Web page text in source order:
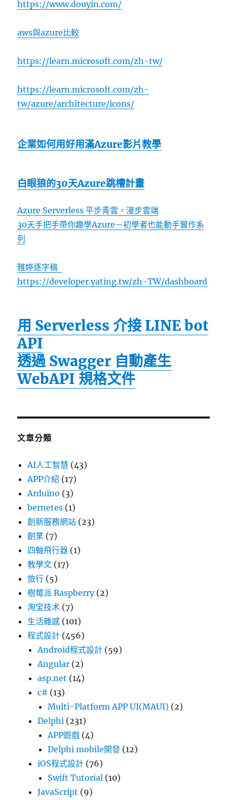
https://www.douyin.com/
aws與azure比較
https://learn.microsoft.com/zh-tw/
https://learn.microsoft.com/zh-
tw/azure/architecture/icons/
企業如何用好用滿Azure影片教學
白眼狼的30天Azure跳槽計畫
Azure Serverless 平步青雲，漫步雲端
30天手把手帶你趣學Azure－初學者也能動手實作系
列
雅婷逐字稿
https://developer.yating.tw/zh-TW/dashboard
用 Serverless 介接 LINE bot
API
透過 Swagger 自動產生
WebAPI 規格文件
文章分類
AI人工智慧 (43)
APP介紹 (17)
Arduino (3)
bernetes (1)
創新服務網站 (23)
創業 (7)
四軸飛行器 (1)
教學文 (17)
旅行 (5)
樹莓派 Raspberry(2)
淘宝技术 (7)
生活雜感 (101)
程式設計 (456)
Android程式設計 (59)
Angular (2)
asp.net (14)
c# (13)
Multi-Platform APP UI(MAUI) (2)
Delphi (231)
APP遊戲 (4)
Delphi mobile開發 (12)
iOS程式設計 (76)
Swift Tutorial (10)
JavaScript (9)